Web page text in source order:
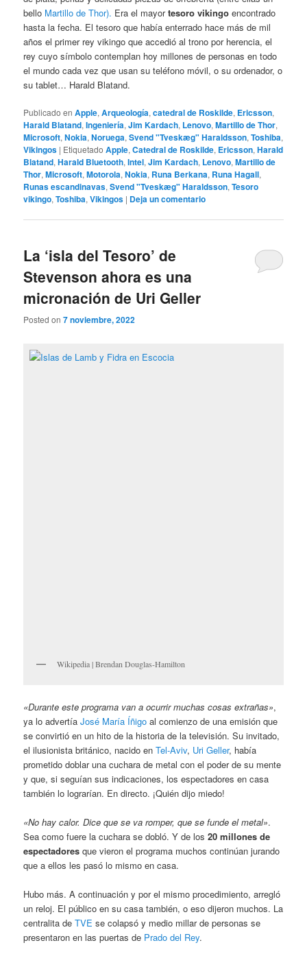
bello Martillo de Thor). Era el mayortesoro vikingo encontrado
hasta la fecha. El tesoro que había enterrado hace más de mil
años el primer rey vikingo que accedió al trono por herencia, el
rey cuyo símbolo contemplan hoy millones de personas en todo
el mundo cada vez que usan su teléfono móvil, o su ordenador, o
su tablet… Harald Blatand.
Publicado en Apple,Arqueología,catedral de Roskilde, Ericsson,
Harald Blatand,Ingeniería,Jim Kardach, Lenovo,Martillo de Thor,
Microsoft,Nokia,Noruega,Svend "Tveskæg" Haraldsson,Toshiba,
Vikingos | Etiquetado Apple,Catedral de Roskilde, Ericsson,Harald
Blatand,Harald Bluetooth,Intel,Jim Kardach, Lenovo,Martillo de
Thor,Microsoft,Motorola,Nokia, Runa Berkana, Runa Hagall,
Runas escandinavas,Svend "Tveskæg" Haraldsson,Tesoro
vikingo,Toshiba,Vikingos | Deja un comentario
La ‘isla del Tesoro’ de
Stevenson ahora es una
micronación de Uri Geller
Posted on7 noviembre, 2022
Wikipedia | Brendan Douglas-Hamilton
«Durante este programa van a ocurrir muchas cosas extrañas»,
ya lo advertíaJosé María Íñigo al comienzo de una emisión que
se convirtió en un hito de la historia de la televisión. Su invitado,
el ilusionista británico, nacido enTel-Aviv, Uri Geller, había
prometido doblar una cuchara de metal con el poder de su mente
y que, si seguían sus indicaciones, los espectadores en casa
también lo lograrían. En directo. ¡Quién dijo miedo!
«No hay calor. Dice que se va romper, que se funde el metal».
Sea como fuere la cuchara se dobló. Y de los20 millones de
espectadores que vieron el programa muchos continúan jurando
que a ellos les pasó lo mismo en casa.
Hubo más. A continuación y por el mismo procedimiento, arregló
un reloj. El público en su casa también, o eso dijeron muchos. La
centralita deTVE se colapsó y medio millar de personas se
presentaron en las puertas de Prado del Rey.